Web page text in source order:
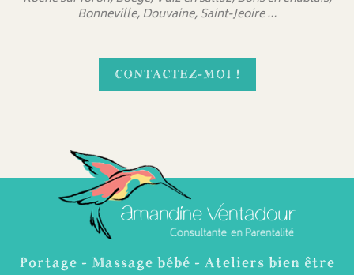
Bonneville, Douvaine, Saint-Jeoire …
CONTACTEZ-MOI !
Portage - Massage bébé - Ateliers bien être